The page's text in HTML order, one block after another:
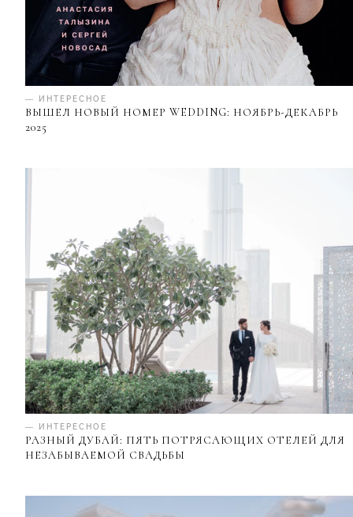
— ИНТЕРЕСНОЕ
ВЫШЕЛ НОВЫЙ НОМЕР WEDDING: НОЯБРЬ-ДЕКАБРЬ
2025
— ИНТЕРЕСНОЕ
РАЗНЫЙ ДУБАЙ: ПЯТЬ ПОТРЯСАЮЩИХ ОТЕЛЕЙ ДЛЯ
НЕЗАБЫВАЕМОЙ СВАДЬБЫ